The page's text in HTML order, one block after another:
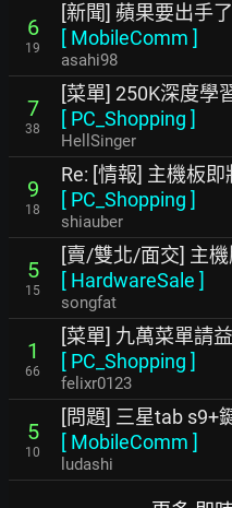
6
19
[新聞] 蘋果要出手
[ MobileComm ]
asahi98
7
38
[菜單] 250K深度學
[ PC_Shopping ]
HellSinger
9
18
Re: [情報] 主機板即
[ PC_Shopping ]
shiauber
5
15
[賣/雙北/面交] 主
[ HardwareSale ]
songfat
1
66
[菜單] 九萬菜單請益
[ PC_Shopping ]
felixr0123
5
10
[問題] 三星tab s9+
[ MobileComm ]
ludashi